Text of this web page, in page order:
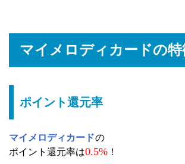
マイメロディカードの特
ポイント還元率
マイメロディカードの
ポイント還元率は0.5% ！